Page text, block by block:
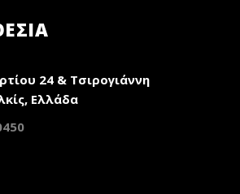
24 & Τσιρογιάννη
Ελλάδα